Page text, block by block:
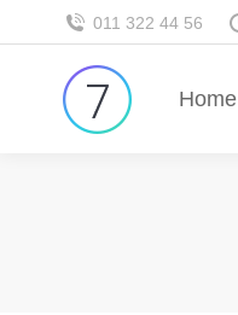
011 322 44 56
Home